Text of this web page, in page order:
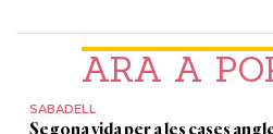
ARA A
SABADELL
Segona vida per a les cases